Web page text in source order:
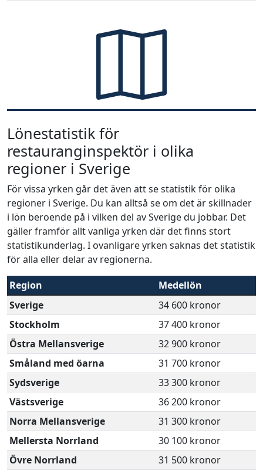
Lönestatistik för
restauranginspektör i olika
regioner i Sverige
För vissa yrken går det även att se statistik för olika
regioner i Sverige. Du kan alltså se om det är skillnader
i lön beroende på i vilken del av Sverige du jobbar. Det
gäller framför allt vanliga yrken där det finns stort
statistikunderlag. I ovanligare yrken saknas det statistik
för alla eller delar av regionerna.
Region
Medellön
Sverige
34 600 kronor
Stockholm
37 400 kronor
Östra Mellansverige
32 900 kronor
Småland med öarna
31 700 kronor
Sydsverige
33 300 kronor
Västsverige
36 200 kronor
Norra Mellansverige
31 300 kronor
Mellersta Norrland
30 100 kronor
Övre Norrland
31 500 kronor